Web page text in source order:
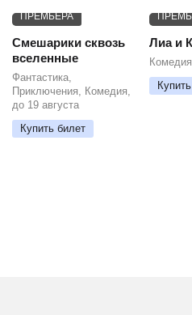
ПРЕМЬЕРА
Смешарики сквозь
вселенные
Фантастика,
Приключения, Комедия,
до 19 августа
Купить билет
Лиа и